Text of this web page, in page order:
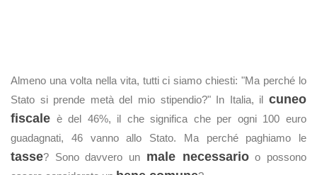
Almeno una volta nella vita, tutti ci siamo chiesti: "Ma perché lo
Stato si prende metà del mio stipendio?" In Italia, il cuneo
fiscale è del 46%, il che significa che per ogni 100 euro
guadagnati, 46 vanno allo Stato. Ma perché paghiamo le
tasse? Sono davvero un male necessarioo possono